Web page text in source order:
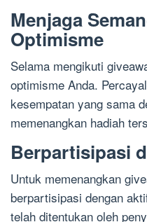
Menjaga
Optimisme
Selama mengikuti
optimisme Anda.
kesempatan yang sama
memenangkan hadiah
Berpartisipasi
Untuk memenangkan
berpartisipasi dengan
telah ditentukan oleh